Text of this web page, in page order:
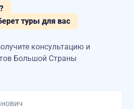
туры для вас
консультацию и
Большой Страны